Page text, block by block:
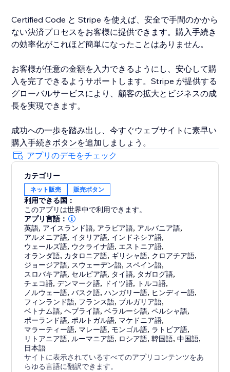
Certified Code と Stripe を使えば、安全で手間のかから
ない決済プロセスをお客様に提供できます。購入手続き
の効率化がこれほど簡単になったことはありません。
お客様が任意の金額を入力できるようにし、安心して購
入を完了できるようサポートします。Stripe が提供する
グローバルサービスにより、顧客の拡大とビジネスの成
長を実現できます。
成功への一歩を踏み出し、今すぐウェブサイトに素早い
購入手続きボタンを追加しましょう。
アプリのデモをチェック
カテゴリー
ネット販売 販売ボタン
利用できる国：
このアプリは世界中で利用できます。
アプリ言語：
英語, アイスランド語, アラビア語, アルバニア語,
アルメニア語, イタリア語, インドネシア語,
ウェールズ語, ウクライナ語, エストニア語,
オランダ語, カタロニア語, ギリシャ語, クロアチア語,
ジョージア語, スウェーデン語, スペイン語,
スロバキア語, セルビア語, タイ語, タガログ語,
チェコ語,デンマーク語, ドイツ語, トルコ語,
ノルウェー語,バスク語,ハンガリー語, ヒンディー語,
フィンランド語, フランス語, ブルガリア語,
ベトナム語,ヘブライ語,ベラルーシ語,ペルシャ語,
ポーランド語, ポルトガル語, マケドニア語,
マラーティー語, マレー語, モンゴル語, ラトビア語,
リトアニア語, ルーマニア語, ロシア語,韓国語,中国語,
日本語
サイトに表示されているすべてのアプリコンテンツをあ
らゆる言語に翻訳できます。